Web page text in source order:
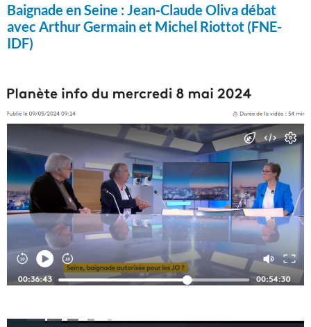
Baignade en Seine :Jean-Claude Oliva débat
avec Arthur Germain et Michel Riottot (FNE-
IDF)